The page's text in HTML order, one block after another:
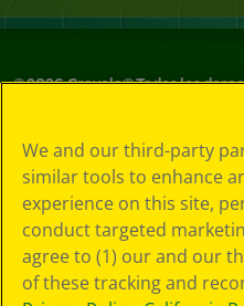
©2026Crayola® Todos los
de privacidad
Política de
privacidad
Términos de SMS
GDPR
Aviso de
privacidad de CA
We and our third-party
similar tools to enhance
experience on this site,
conduct targeted
agree to (1) our and our
of these tracking and